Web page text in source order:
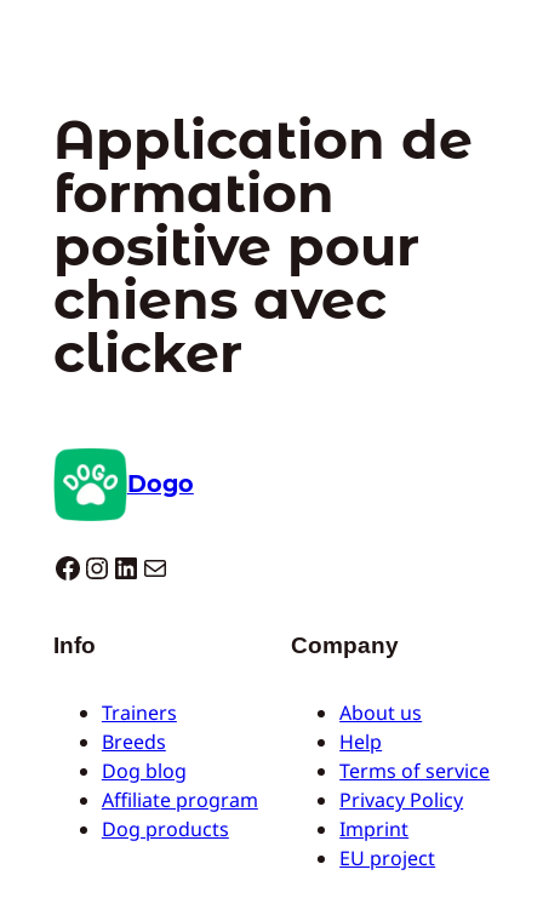
Application de
formation
positive pour
chiens avec
clicker
Dogo
Dogo facebook InstagramLinkedIn E-mail
Info
Trainers
Breeds
Dog blog
Affiliate program
Dog products
Company
About us
Help
Terms of service
Privacy Policy
Imprint
EU project